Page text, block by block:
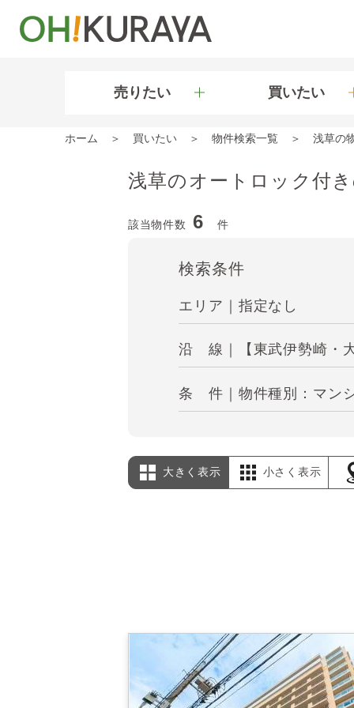
売りたい 買いたい
ホーム 買いたい 物件検索一覧 浅草の
浅草のオートロック付
該当物件数 6 件
検索条件
エリア｜指定なし
沿 線｜【東武伊勢崎・
条 件｜物件種別：マン
大きく表示 小さく表示